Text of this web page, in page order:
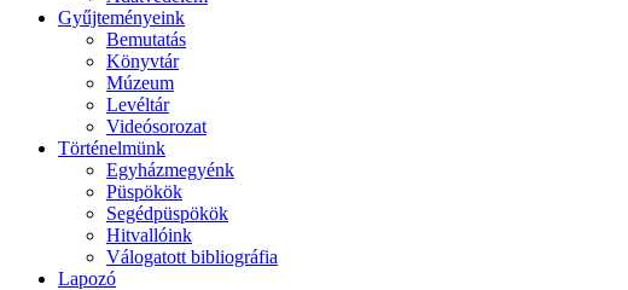
Gyűjteményeink
Bemutatás
Könyvtár
Múzeum
Levéltár
Videósorozat
Történelmünk
Egyházmegyénk
Püspökök
Segédpüspökök
Hitvallóink
Válogatott bibliográfia
Lapozó